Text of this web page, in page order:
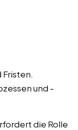
und -
die Rolle